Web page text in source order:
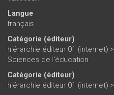
Langue
français
Catégorie (éditeur)
hiérarchie éditeur 01 (internet) >
Sciences de l'éducation
Catégorie (éditeur)
hiérarchie éditeur 01 (internet) >